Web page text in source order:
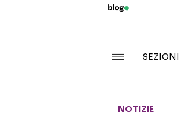
SEZIONI
NOTIZIE